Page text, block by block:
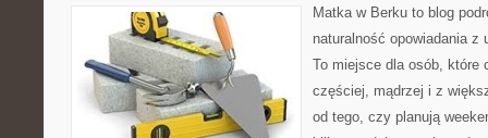
Matka w Berku to blog
naturalność opowiadania
To miejsce dla osób, które
częściej, mądrzej i z
od tego, czy planują